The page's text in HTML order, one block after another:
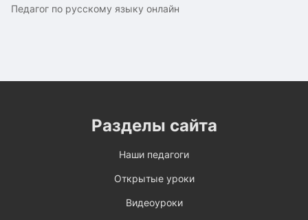
Педагог по русскому языку онлайн
Разделы сайта
Наши педагоги
Открытые уроки
Видеоуроки